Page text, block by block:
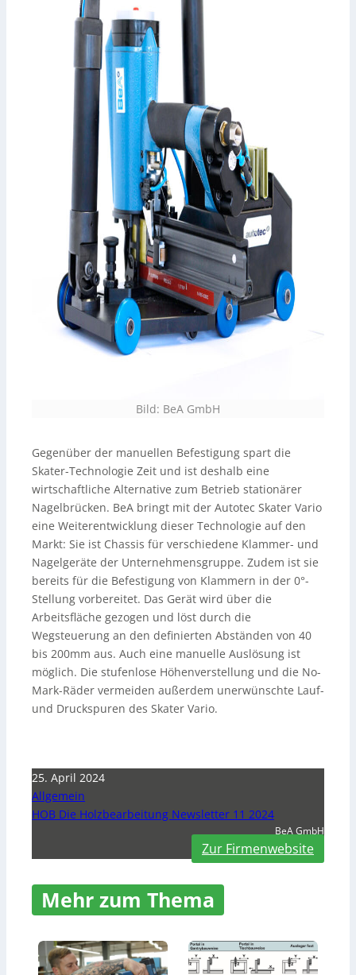
Bild: BeA GmbH
Gegenüber der manuellen Befestigung spart die
Skater-Technologie Zeit und ist deshalb eine
wirtschaftliche Alternative zum Betrieb stationärer
Nagelbrücken. BeA bringt mit der Autotec Skater Vario
eine Weiterentwicklung dieser Technologie auf den
Markt: Sie ist Chassis für verschiedene Klammer- und
Nagelgeräte der Unternehmensgruppe. Zudem ist sie
bereits für die Befestigung von Klammern in der 0°-
Stellung vorbereitet. Das Gerät wird über die
Arbeitsfläche gezogen und löst durch die
Wegsteuerung an den definierten Abständen von 40
bis 200mm aus. Auch eine manuelle Auslösung ist
möglich. Die stufenlose Höhenverstellung und die No-
Mark-Räder vermeiden außerdem unerwünschte Lauf-
und Druckspuren des Skater Vario.
25. April 2024
Allgemein
HOB Die Holzbearbeitung Newsletter 11 2024
BeA GmbH
Zur Firmenwebsite
Mehr zum Thema